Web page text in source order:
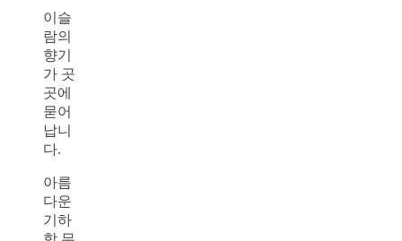
이슬
람의
향기
가 곳
곳에
묻어
납니
다.
아름
다운
기하